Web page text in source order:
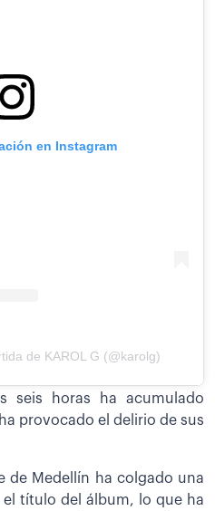
en Instagram
de KAROL G (@karolg)
seis horas ha acumulado
ha provocado el delirio de sus
de Medellín ha colgado una
título del álbum, lo que ha